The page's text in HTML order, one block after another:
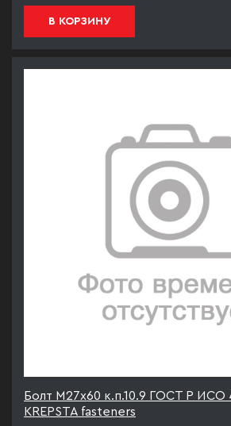
В КОРЗИНУ
Болт М27х60 к.п.10.9 ГОСТ Р ИСО
KREPSTA fasteners